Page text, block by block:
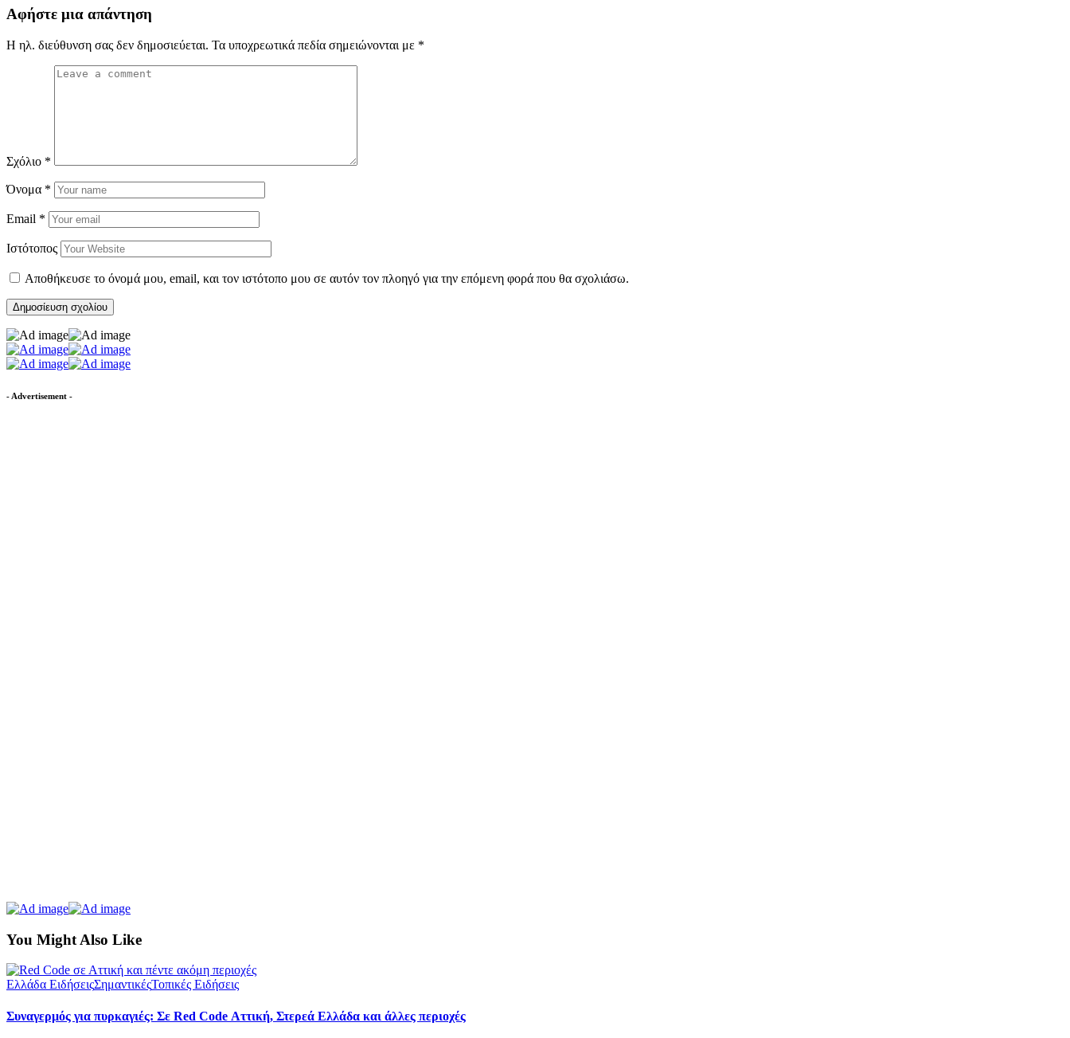
Αφήστε μια απάντηση
Η ηλ. διεύθυνση σας δεν δημοσιεύεται. Τα υποχρεωτικά πεδία σημειώνονται με *
Σχόλιο *
Όνομα *
Email *
Ιστότοπος
Αποθήκευσε το όνομά μου, email, και τον ιστότοπο μου σε αυτόν τον πλοηγό για την επόμενη φορά που θα σχολιάσω.
- Advertisement -
You Might Also Like
Ελλάδα ΕιδήσειςΣημαντικέςΤοπικές Ειδήσεις
Συναγερμός για πυρκαγιές: Σε Red Code Αττική, Στερεά Ελλάδα και άλλες περιοχές